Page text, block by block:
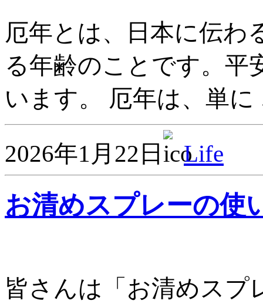
厄年とは、日本に伝わ
る年齢のことです。平
います。 厄年は、単
2026年1月22日 Life
お清めスプレーの使
皆さんは「お清めスプ